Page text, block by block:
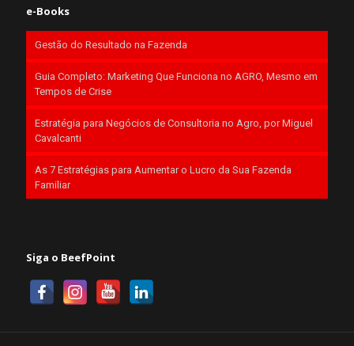
e-Books
Gestão do Resultado na Fazenda
Guia Completo: Marketing Que Funciona no AGRO, Mesmo em
Tempos de Crise
Estratégia para Negócios de Consultoria no Agro, por Miguel
Cavalcanti
As 7 Estratégias para Aumentar o Lucro da Sua Fazenda
Familiar
Siga o BeefPoint